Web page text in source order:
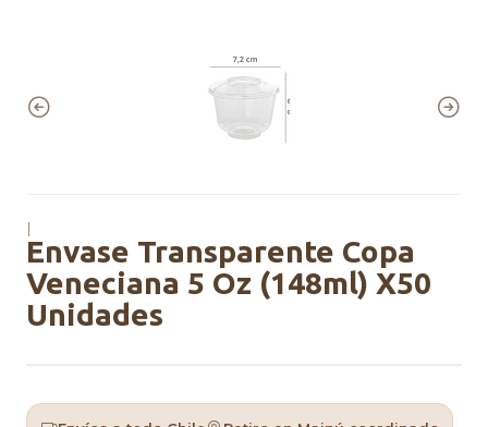
|
Envase Transparente Copa
Veneciana 5 Oz (148ml) X50
Unidades